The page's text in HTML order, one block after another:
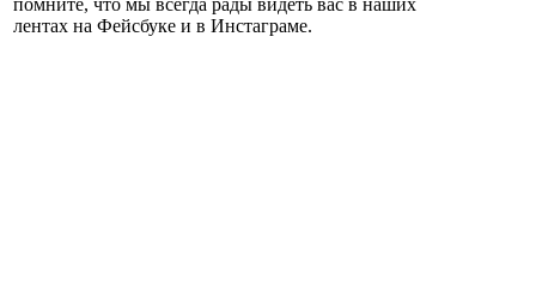
лентах на Фейсбуке и в Инстаграме.